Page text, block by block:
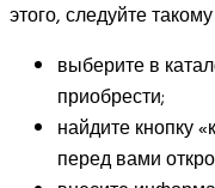
этого, следуйте
выберите в
приобрести;
найдите кнопку
перед вами